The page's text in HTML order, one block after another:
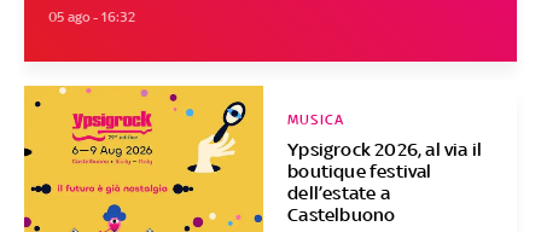
05 ago - 16:32
Ypsigrock 2026, al via il
boutique festival
dell’estate a
Castelbuono
MUSICA